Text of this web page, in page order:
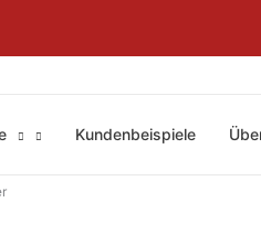
Kundenbeispiele